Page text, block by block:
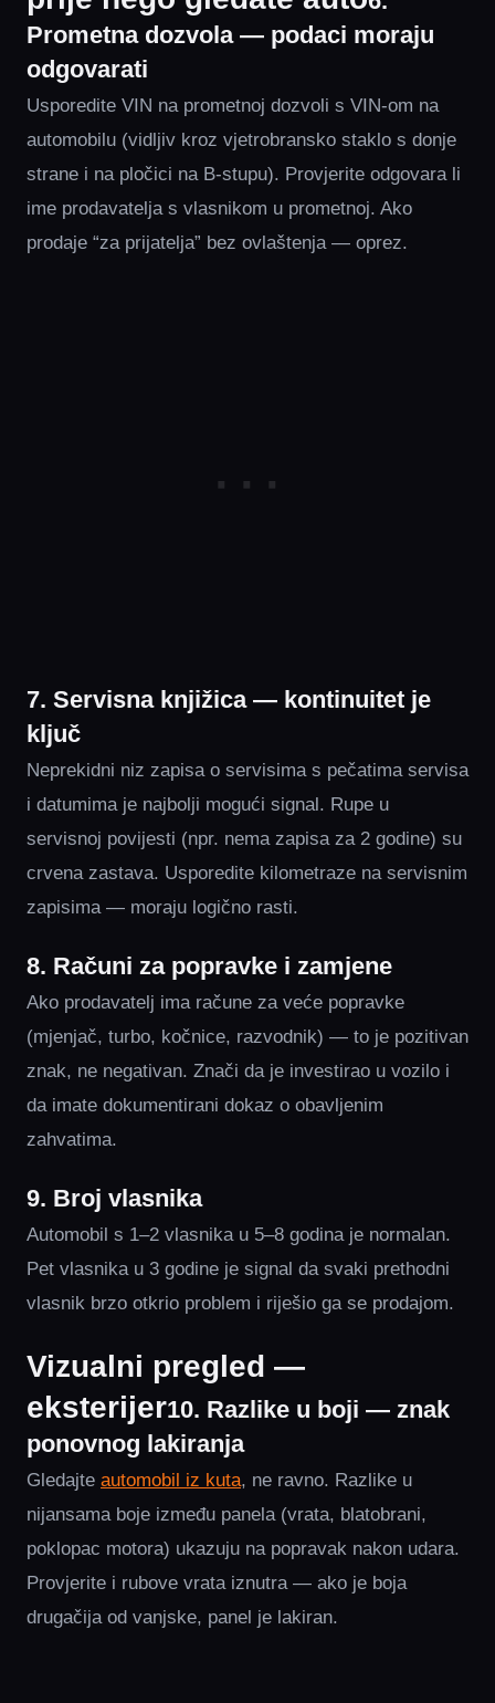
Prometna dozvola — podaci moraju
odgovarati
Usporedite VIN na prometnoj dozvoli s VIN-om na
automobilu (vidljiv kroz vjetrobransko staklo s donje
strane i na pločici na B-stupu). Provjerite odgovara li
ime prodavatelja s vlasnikom u prometnoj. Ako
prodaje “za prijatelja” bez ovlaštenja — oprez.
7. Servisna knjižica — kontinuitet je
ključ
Neprekidni niz zapisa o servisima s pečatima servisa
i datumima je najbolji mogući signal. Rupe u
servisnoj povijesti (npr. nema zapisa za 2 godine) su
crvena zastava. Usporedite kilometraze na servisnim
zapisima — moraju logično rasti.
8. Računi za popravke i zamjene
Ako prodavatelj ima račune za veće popravke
(mjenjač, turbo, kočnice, razvodnik) — to je pozitivan
znak, ne negativan. Znači da je investirao u vozilo i
da imate dokumentirani dokaz o obavljenim
zahvatima.
9. Broj vlasnika
Automobil s 1–2 vlasnika u 5–8 godina je normalan.
Pet vlasnika u 3 godine je signal da svaki prethodni
vlasnik brzo otkrio problem i riješio ga se prodajom.
Vizualni pregled —
eksterijer10. Razlike u boji — znak
ponovnog lakiranja
Gledajte automobil iz kuta, ne ravno. Razlike u
nijansama boje između panela (vrata, blatobrani,
poklopac motora) ukazuju na popravak nakon udara.
Provjerite i rubove vrata iznutra — ako je boja
drugačija od vanjske, panel je lakiran.